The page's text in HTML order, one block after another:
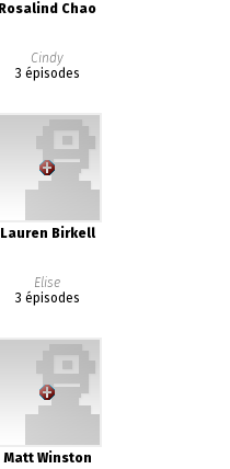
Rosalind Chao
Cindy
3 épisodes
Lauren Birkell
Elise
3 épisodes
Matt Winston